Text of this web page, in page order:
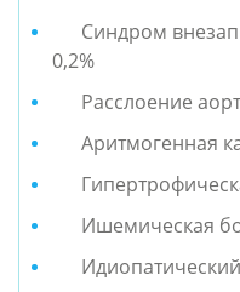
Синдром
0,2%
Расслоение
Аритмогенная
Ишемическая